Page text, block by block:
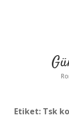
Etiket: Tsk